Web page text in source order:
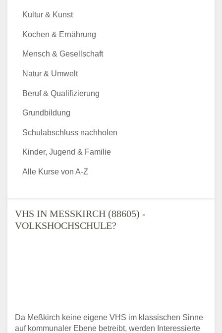
VHS IN MESSKIRCH (88605) - V
OLKSHOCHSCHULE?
Da Meßkirch keine eigene VHS im klassischen Sinne
auf kommunaler Ebene betreibt, werden Interessierte
Kultur & Kunst
Kochen & Ernährung
Mensch & Gesellschaft
Natur & Umwelt
Beruf & Qualifizierung
Grundbildung
Schulabschluss nachholen
Kinder, Jugend & Familie
Alle Kurse von A-Z